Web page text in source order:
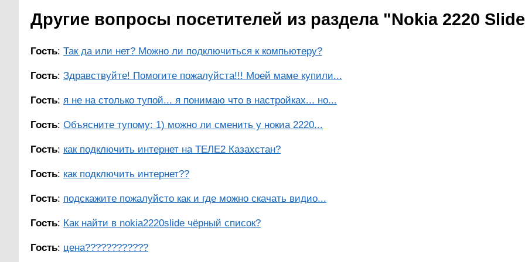
Другие вопросы посетителей из раздела "Nokia 2220
Гость: Так да или нет? Можно ли подключиться к компьютеру?
Гость: Здравствуйте! Помогите пожалуйста!!! Моей маме купили...
Гость: я не на столько тупой... я понимаю что в настройках... но...
Гость: Объясните тупому: 1) можно ли сменить у нокиа 2220...
Гость: как подключить интернет на ТЕЛЕ2 Казахстан?
Гость: как подключить интернет??
Гость: подскажите пожалуйсто как и где можно скачать видио...
Гость: Как найти в nokia2220slide чёрный список?
Гость: цена????????????